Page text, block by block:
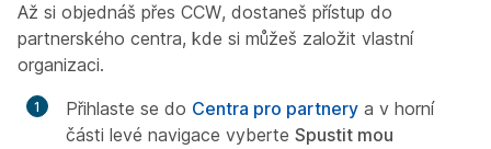
Až si objednáš přes CCW, dostaneš přístup do
partnerského centra, kde si můžeš založit vlastní
organizaci.
Přihlaste se do Centra pro partnery a v horní
části levé navigace vyberte Spustit mou